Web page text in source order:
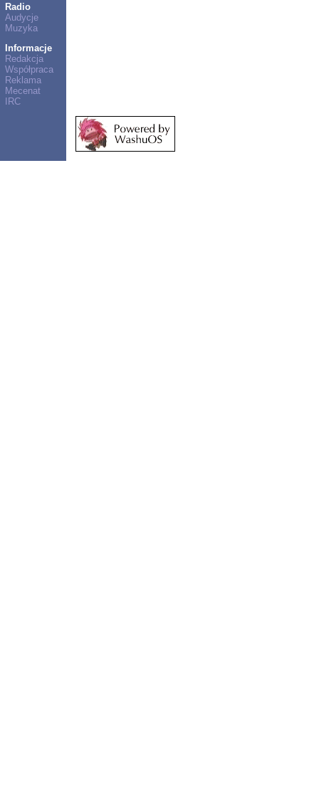
Radio
Audycje
Muzyka
Informacje
Redakcja
Współpraca
Reklama
Mecenat
IRC